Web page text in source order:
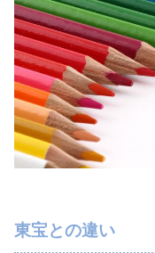
東宝との違い